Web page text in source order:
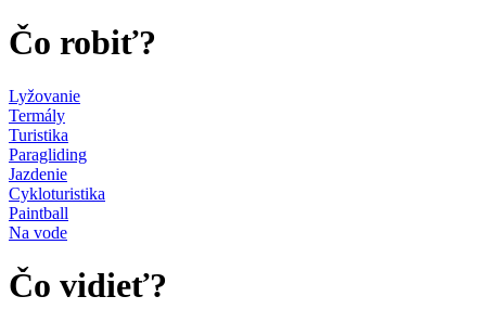
Čo robiť?
Lyžovanie
Termály
Turistika
Paragliding
Jazdenie
Cykloturistika
Paintball
Na vode
Čo vidieť?